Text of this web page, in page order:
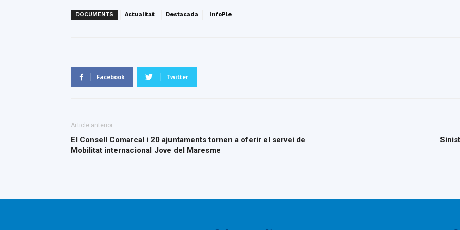
DOCUMENTS Actualitat Destacada InfoPle
Facebook Twitter
Article anterior
El Consell Comarcal i 20 ajuntaments tornen a oferir el servei de
Mobilitat internacional Jove del Maresme